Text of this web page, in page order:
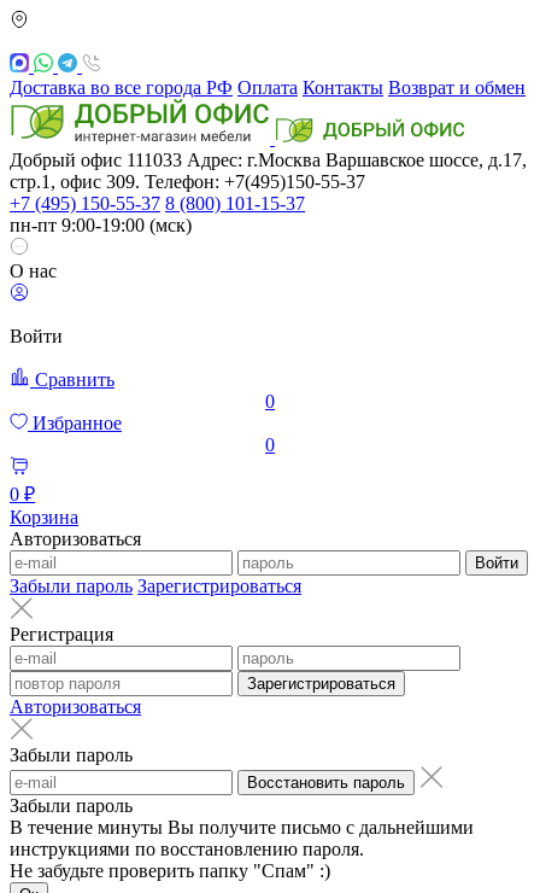
Доставка во все города РФ Оплата Контакты Возврат и обмен
Добрый офис 111033 Адрес: г.Москва Варшавское шоссе, д.17,
стр.1, офис 309. Телефон: +7(495)150-55-37
+7 (495) 150-55-37 8 (800) 101-15-37
пн-пт 9:00-19:00 (мск)
О нас
Войти
Сравнить
0
Избранное
0
0 ₽
Корзина
Авторизоваться
Войти
Забыли пароль Зарегистрироваться
Регистрация
Зарегистрироваться
Авторизоваться
Забыли пароль
Восстановить пароль
Забыли пароль
В течение минуты Вы получите письмо с дальнейшими
инструкциями по восстановлению пароля.
Не забудьте проверить папку "Спам" :)